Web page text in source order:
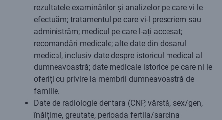
rezultatele examinărilor și analizelor pe care vi le
efectuăm; tratamentul pe care vi-l prescriem sau
administrăm; medicul pe care l-ați accesat;
recomandări medicale; alte date din dosarul
medical, inclusiv date despre istoricul medical al
dumneavoastră; date medicale istorice pe care ni le
oferiți cu privire la membrii dumneavoastră de
familie.
Date de radiologie dentara (CNP, vârstă, sex/gen,
înălțime, greutate, perioada fertila/sarcina